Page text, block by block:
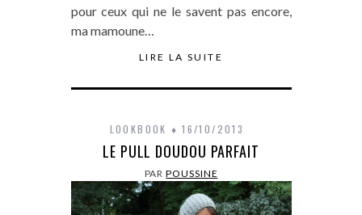
pour ceux qui ne le savent pas encore,
ma mamoune…
LIRE LA SUITE
LOOKBOOK 16/10/2013
LE PULL DOUDOU PARFAIT
PARPOUSSINE